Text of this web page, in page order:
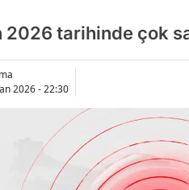
tarihinde çok
2026 - 22:30